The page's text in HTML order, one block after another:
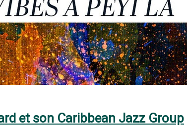
et son Caribbean Jazz Group